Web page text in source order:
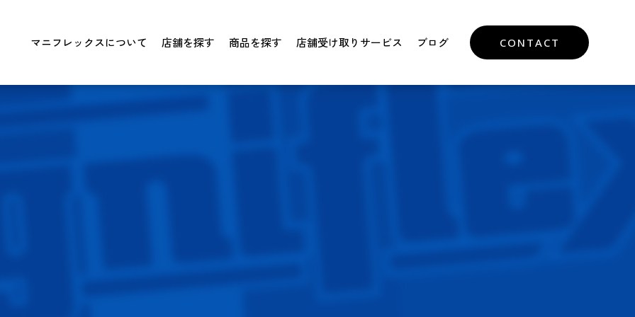
マニフレックスについて 店舗を探す 商品を探す 店舗受け取りサービス ブログ CONTACT